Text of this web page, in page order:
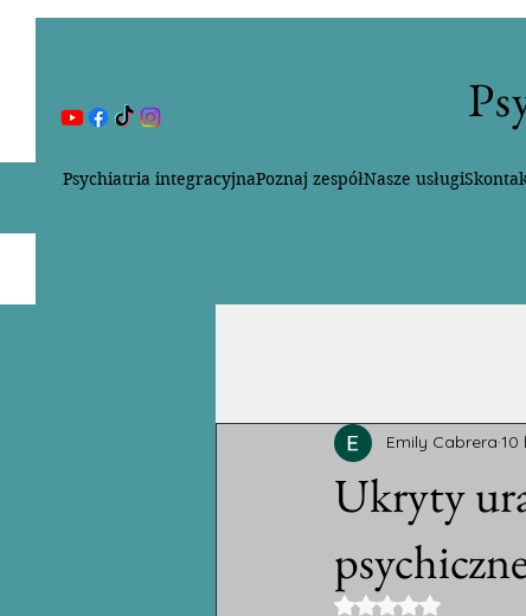
Psychiatria integracyjnaPoznaj zespółNasze usługi
Ukryty
Emily Cabrera 10
Oceniono na